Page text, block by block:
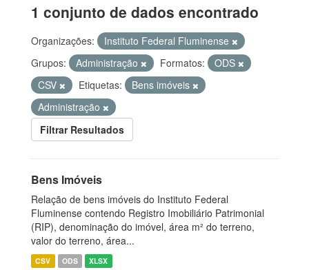
1 conjunto de dados encontrado
Organizações:
Instituto Federal Fluminense
Grupos:
Administração Formatos:
ODS
CSV
Etiquetas:
Bens imóveis
Administração
Filtrar Resultados
Bens Imóveis
Relação de bens imóveis do Instituto Federal
Fluminense contendo Registro Imobiliário Patrimonial
(RIP), denominação do imóvel, área m² do terreno,
valor do terreno, área...
CSV ODS XLSX